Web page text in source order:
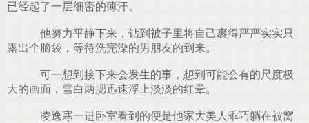
已经起了一层细密的薄汗。
他努力平静下来，钻到被子里将自己裹得严严实实只
露出个脑袋，等待洗完澡的男朋友的到来。
可一想到接下来会发生的事，想到可能会有的尺度极
大的画面，雪白两腮迅速浮上淡淡的红晕。
凌逸寒一进卧室看到的便是他家大美人乖巧躺在被窝